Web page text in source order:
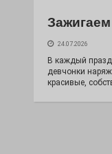
24.07.2026
В каждый
девчонки
красивые,